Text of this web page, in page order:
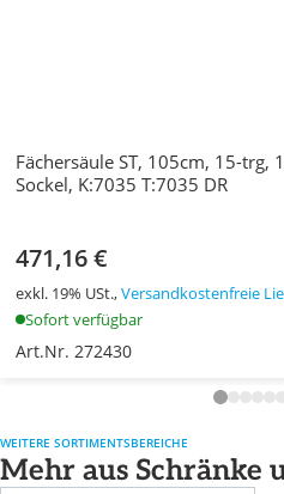
Fächersäule ST, 105cm, 15-trg,
Sockel, K:7035 T:7035 DR
471,16 €
exkl. 19% USt.,Versandkostenfreie
Sofort verfügbar
Art.Nr. 272430
WEITERE SORTIMENTSBEREICHE
Mehr aus Schränke